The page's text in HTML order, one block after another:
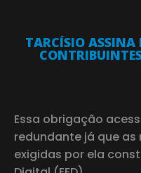
TARCÍSIO ASSINA
Essa obrigação
redundante já que
exigidas por ela